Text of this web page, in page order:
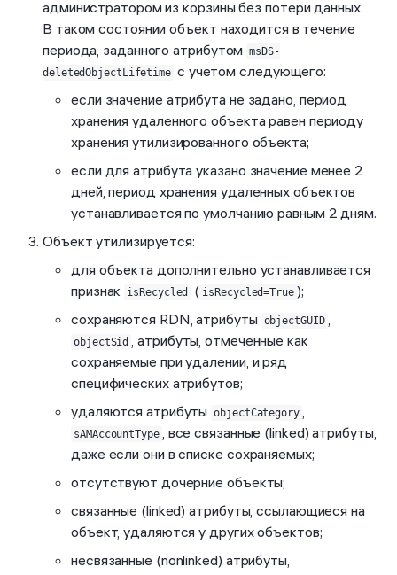
администратором из корзины без потери данных.
В таком состоянии объект находится в течение
периода, заданного атрибутом msDS-
deletedObjectLifetime с учетом следующего:
если значение атрибута не задано, период
хранения удаленного объекта равен периоду
хранения утилизированного объекта;
если для атрибута указано значение менее 2
дней, период хранения удаленных объектов
устанавливается по умолчанию равным 2 дням.
Объект утилизируется:
для объекта дополнительно устанавливается
признак
isRecycled ( isRecycled=True );
сохраняются RDN, атрибуты objectGUID
objectSid
, атрибуты, отмеченные как
сохраняемые при удалении, и ряд
специфических атрибутов;
удаляются атрибуты objectCategory
sAMAccountType
, все связанные (linked) атрибуты,
даже если они в списке сохраняемых;
отсутствуют дочерние объекты;
связанные (linked) атрибуты, ссылающиеся на
объект, удаляются у других объектов;
несвязанные (nonlinked) атрибуты,